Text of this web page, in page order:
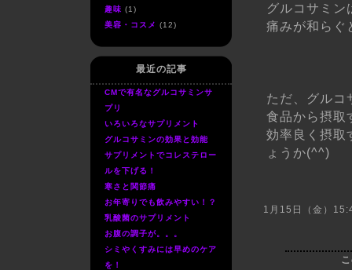
趣味 (1)
美容・コスメ (12)
最近の記事
CMで有名なグルコサミンサ
プリ
いろいろなサプリメント
グルコサミンの効果と効能
サプリメントでコレステロー
ルを下げる！
寒さと関節痛
お年寄りでも飲みやすい！？
乳酸菌のサプリメント
お腹の調子が。。。
シミやくすみには早めのケア
を！
グルコサミン
痛みが和らぐ
ただ、グルコ
食品から摂取
効率良く摂取
ょうか(^^)
1月15日（金）